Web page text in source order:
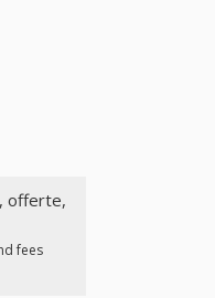
offerte,
fees